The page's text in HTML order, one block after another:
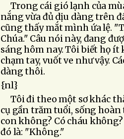
Trong cái gió lạnh của
nắng vừa đủ dịu dàng trên
cũng thấy mắt mình ứa lệ.
Chúa." Câu nói này, đang
sáng hôm nay. Tôi biết họ ít
chạm tay, vuốt ve như vậy.
dàng thôi.
{nl}
Tôi đi theo một sơ khác
cụ gần trăm tuổi, sống hoàn
con không? Có cháu
đó là: "Không."